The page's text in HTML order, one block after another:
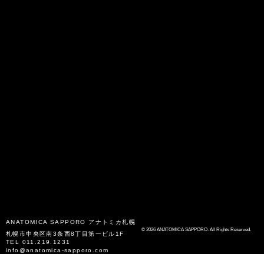
ANATOMICA SAPPORO アナトミカ札幌
札幌市中央区南3条西8丁目第一ビル1F
TEL 011.219.1231
info@anatomica-sapporo.com
© 2026 ANATOMICA SAPPORO. All Rights Reserved.